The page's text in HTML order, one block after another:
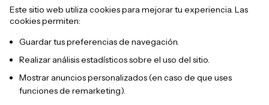
Este sitio web utiliza cookies para mejorar tu experiencia. Las
cookies permiten:
Guardar tus preferencias de navegación.
Realizar análisis estadísticos sobre el uso del sitio.
Mostrar anuncios personalizados (en caso de que uses
funciones de remarketing).